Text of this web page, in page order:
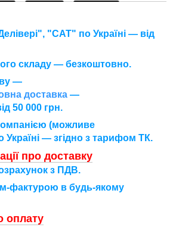
"САТ" по Україні — від
складу — безкоштовно.
—
доставка —
50 000 грн.
(можливе
Україні — згідно з тарифом ТК.
про доставку
з ПДВ.
фактурою в будь-якому
оплату